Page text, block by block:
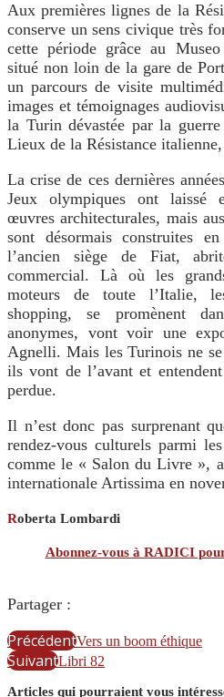
Aux premières lignes de la
conserve un sens civique très
cette période grâce au
situé non loin de la gare de
un parcours de visite
images et témoignages
la Turin dévastée par la
Lieux de la Résistance
La crise de ces dernières
Jeux olympiques ont laissé
œuvres architecturales, mais
sont désormais construites
l’ancien siège de Fiat,
commercial. Là où les
moteurs de toute l’Italie,
shopping, se promènent
anonymes, vont voir une
Agnelli. Mais les Turinois ne
ils vont de l’avant et
perdue.
Il n’est donc pas surprenant
rendez-vous culturels parmi
comme le « Salon du Livre »,
internationale Artissima en
Roberta Lombardi
Abonnez-vous à RADICI
Partager :
PrécédentVers un boom éthique
SuivantLibri 82
Articles qui pourraient vous